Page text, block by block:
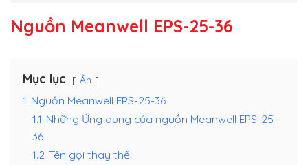
Nguồn Meanwell EPS-25-36
Mục lục Ẩn
1 Nguồn Meanwell EPS-25-36
1.1 Những Ứng dụng của nguồn Meanwell EPS-25-
36
1.2 Tên gọi thay thế: